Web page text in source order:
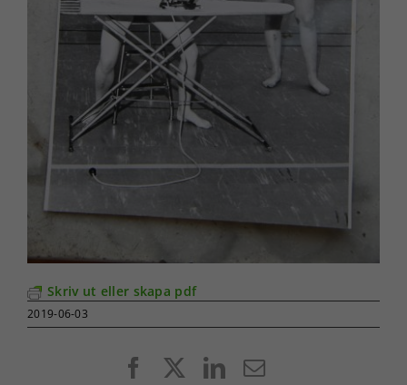
Skriv ut eller skapa pdf
2019-06-03
FacebookLinkedIn
E-